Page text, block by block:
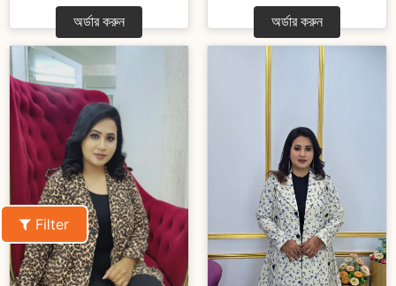
Filter
অর্ডার করুন অর্ডার করুন